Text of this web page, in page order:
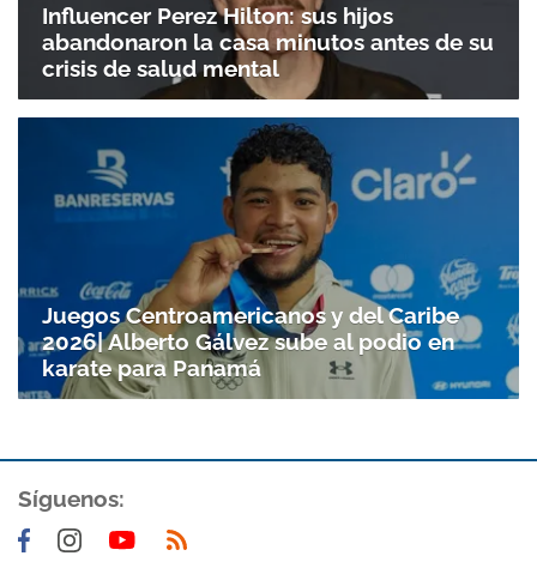
Influencer Perez Hilton: sus hijos
abandonaron la casa minutos antes de su
crisis de salud mental
Juegos Centroamericanos y del Caribe
2026| Alberto Gálvez sube al podio en
karate para Panamá
Síguenos: